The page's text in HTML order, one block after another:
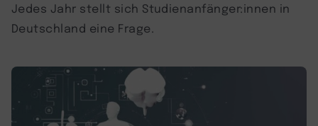
Jedes Jahr stellt sich Studienanfänger:innen in
Deutschland eine Frage.